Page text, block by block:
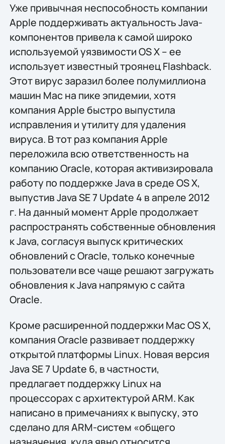
Уже привычная неспособность компании
Apple поддерживать актуальность Java-
компонентов привела к самой широко
используемой уязвимости OS X – ее
использует известный троянец Flashback.
Этот вирус заразил более полумиллиона
машин Mac на пике эпидемии, хотя
компания Apple быстро выпустила
исправления и утилиту для удаления
вируса. В тот раз компания Apple
переложила всю ответственность на
компанию Oracle, которая активизировала
работу по поддержке Java в среде OS X,
выпустив Java SE 7 Update 4 в апреле 2012
г. На данный момент Apple продолжает
распространять собственные обновления
к Java, согласуя выпуск критических
обновлений с Oracle, только конечные
пользователи все чаще решают загружать
обновления к Java напрямую с сайта
Oracle.
Кроме расширенной поддержки Mac OS X,
компания Oracle развивает поддержку
открытой платформы Linux. Новая версия
Java SE 7 Update 6, в частности,
предлагает поддержку Linux на
процессорах с архитектурой ARM. Как
написано в примечаниях к выпуску, это
сделано для ARM-систем «общего